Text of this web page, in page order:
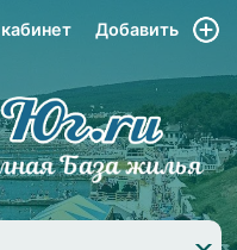
Добавить